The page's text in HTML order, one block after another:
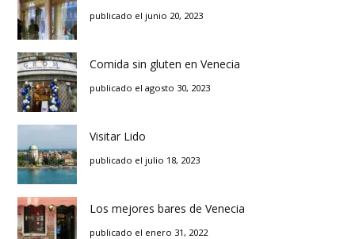
publicado el junio 20, 2023
Comida sin gluten en Venecia
publicado el agosto 30, 2023
Visitar Lido
publicado el julio 18, 2023
Los mejores bares de Venecia
publicado el enero 31, 2022